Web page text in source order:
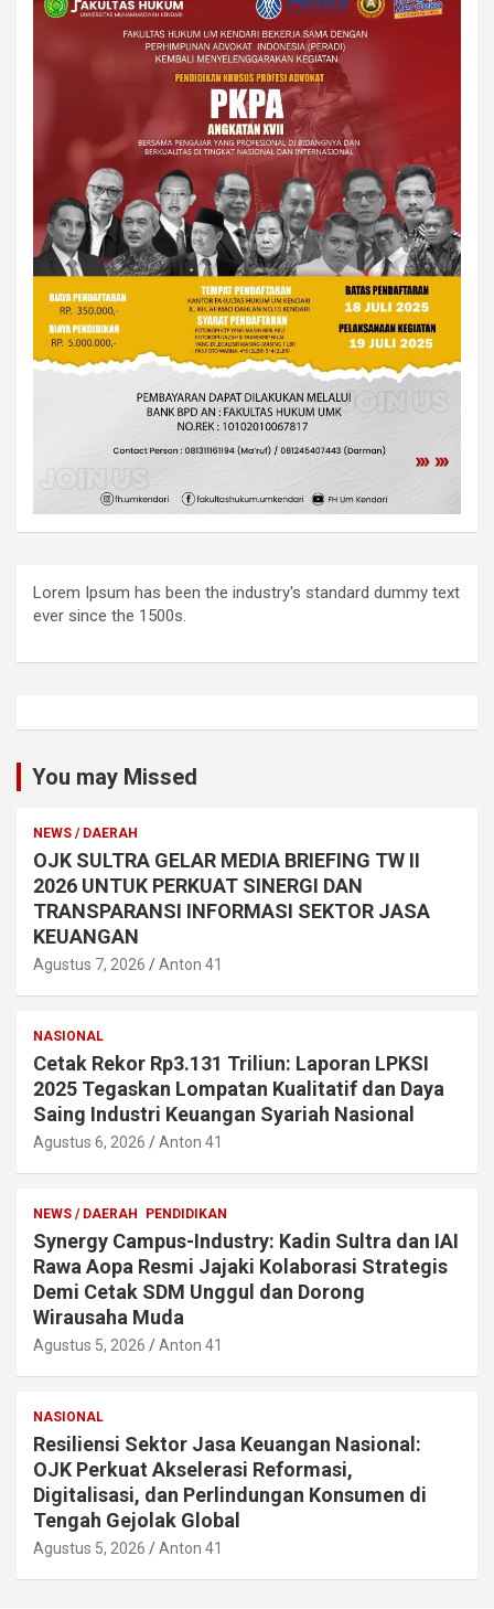
Lorem Ipsum has been the industry's standard dummy text
ever since the 1500s.
You may Missed
NEWS / DAERAH
OJK SULTRA GELAR MEDIA BRIEFING TW II
2026 UNTUK PERKUAT SINERGI DAN
TRANSPARANSI INFORMASI SEKTOR JASA
KEUANGAN
Agustus 7, 2026 Anton 41
NASIONAL
Cetak Rekor Rp3.131 Triliun: Laporan LPKSI
2025 Tegaskan Lompatan Kualitatif dan Daya
Saing Industri Keuangan Syariah Nasional
Agustus 6, 2026 Anton 41
NEWS / DAERAH PENDIDIKAN
Synergy Campus-Industry: Kadin Sultra dan IAI
Rawa Aopa Resmi Jajaki Kolaborasi Strategis
Demi Cetak SDM Unggul dan Dorong
Wirausaha Muda
Agustus 5, 2026 Anton 41
NASIONAL
Resiliensi Sektor Jasa Keuangan Nasional:
OJK Perkuat Akselerasi Reformasi,
Digitalisasi, dan Perlindungan Konsumen di
Tengah Gejolak Global
Agustus 5, 2026 Anton 41